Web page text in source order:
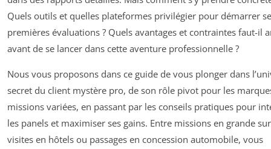
Quels outils et quelles plateformes privilégier pour démarrer
premières évaluations ? Quels avantages et contraintes faut-il
avant de se lancer dans cette aventure professionnelle ?
Nous vous proposons dans ce guide de vous plonger dans
secret du client mystère pro, de son rôle pivot pour les
missions variées, en passant par les conseils pratiques pour
les panels et maximiser ses gains. Entre missions en grande
visites en hôtels ou passages en concession automobile, vous